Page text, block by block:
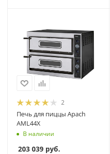
2
Печь для пиццы Apach
AML44X
В наличии
203 039 руб.